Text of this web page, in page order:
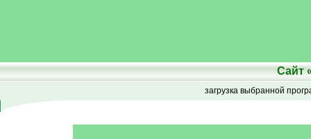
Сайт
загрузка выбранной